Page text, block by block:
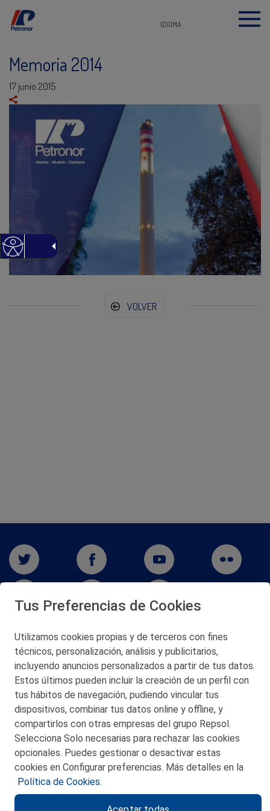
IDIOMA
Memoria 2014
17 junio 2015
VOLVER
San Martín 5-Edificio Muñatones,
48550 Muskiz (Bizkaia)
Telf. 946 357 000
© 2026 Petronor S.A.
CONTACTO
Tus Preferencias de Cookies
Utilizamos cookies propias y de terceros con fines
técnicos, personalización, análisis y publicitarios,
incluyendo anuncios personalizados a partir de tus datos.
Estos últimos pueden incluir la creación de un perfil con
tus hábitos de navegación, pudiendo vincular tus
dispositivos, combinar tus datos online y offline, y
compartirlos con otras empresas del grupo Repsol.
Selecciona Solo necesarias para rechazar las cookies
opcionales. Puedes gestionar o desactivar estas
cookies en Configurar preferencias. Más detalles en la
Política de Cookies.